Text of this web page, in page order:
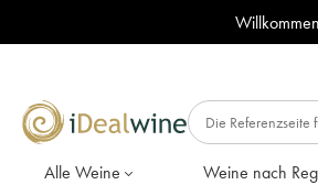
Alle Weine Weine nach